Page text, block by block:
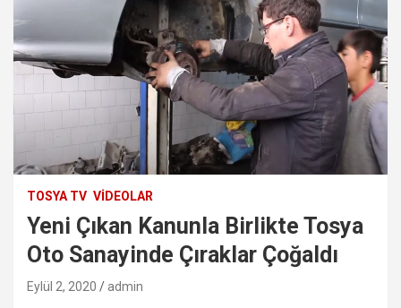
TOSYA TV VIDEOLAR
Yeni Çıkan Kanunla Birlikte Tosya
Oto Sanayinde Çıraklar Çoğaldı
Eylül 2, 2020 admin